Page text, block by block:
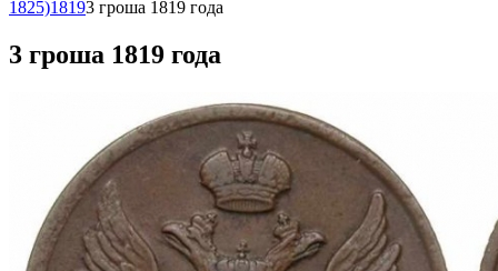
1825)18193 гроша 1819 года
3 гроша 1819 года